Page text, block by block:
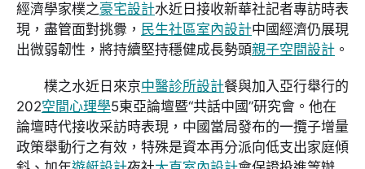
經濟學家樸之豪宅設計水近日接收新華社記者專訪時表
現，盡管面對挑釁， 民生社區室內設計中國經濟仍展現
出微弱韌性，將持續堅持穩健成長勢頭親子空間設計 。
樸之水近日來京中醫診所設計餐與加入亞行舉行的
202空間心理學5東亞論壇暨“共話中國”研究會。他在
論壇時代接收采訪時表現，中國當局發布的一攬子增量
政策舉動行之有效，特殊是資本再分派向低支出家庭傾